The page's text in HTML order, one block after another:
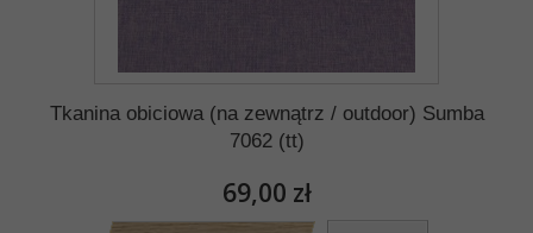
Tkanina obiciowa (na zewnątrz / outdoor) Sumba
7062 (tt)
69,00 zł